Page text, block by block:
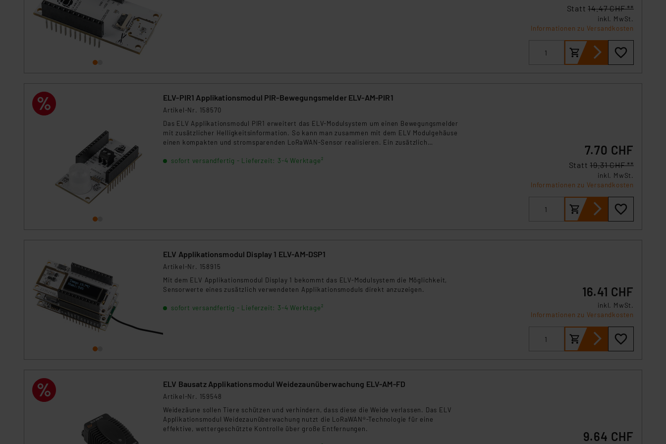
Datenschutz nach EU-Standards eingestuft wird. So besteht etwa das Risiko, dass US-Behörden personenbezogene
Daten in Überwachungsprogrammen verarbeiten, ohne dass hiergegen Klagemöglichkeiten für Europäer bestehen.
Unsere Kooperation mit diesen Dienstleistern stützt sich auf die Standarddatenschutzklauseln der Europäischen
Kommission sowie einer eigenen Beurteilung der mit der Datenübermittlung, insbesondere der Art der übermittelten
Statt14.47 CHF **
inkl. MwSt.
Informationen zu Versandkosten
ELV-PIR1 Applikationsmodul PIR-Bewegungsmelder ELV-AM-PIR1
Artikel-Nr. 158570
Das ELV Applikationsmodul PIR1 erweitert das ELV-Modulsystem um einen Bewegungsmelder
mit zusätzlicher Helligkeitsinformation. So kann man zusammen mit dem ELV Modulgehäuse
einen kompakten und stromsparenden LoRaWAN-Sensor realisieren. Ein zusätzlich
sofort versandfertig - Lieferzeit: 3-4 Werktage²
7.70 CHF
Statt19.31 CHF **
inkl. MwSt.
Informationen zu Versandkosten
ELV Applikationsmodul Display 1 ELV-AM-DSP1
Artikel-Nr. 158915
Mit dem ELV Applikationsmodul Display 1 bekommt das ELV-Modulsystem die Möglichkeit,
Sensorwerte eines zusätzlich verwendeten Applikationsmoduls direkt anzuzeigen.
sofort versandfertig - Lieferzeit: 3-4 Werktage²
16.41 CHF
inkl. MwSt.
Informationen zu Versandkosten
ELV Bausatz Applikationsmodul Weidezaunüberwachung ELV-AM-FD
Artikel-Nr. 159548
Weidezäune sollen Tiere schützen und verhindern, dass diese die Weide verlassen. Das ELV
Applikationsmodul Weidezaunüberwachung nutzt die LoRaWAN®-Technologie für eine
effektive, wettergeschützte Kontrolle über große Entfernungen.
9.64 CHF